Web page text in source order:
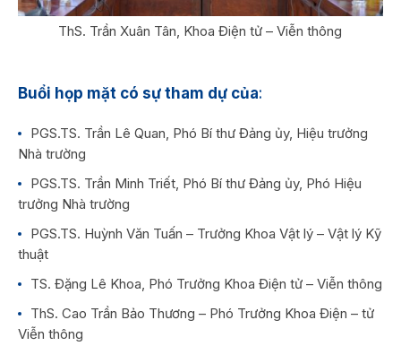
ThS. Trần Xuân Tân, Khoa Điện tử – Viễn thông
Buổi họp mặt có sự tham dự của:
PGS.TS. Trần Lê Quan, Phó Bí thư Đảng ủy, Hiệu trưởng
Nhà trường
PGS.TS. Trần Minh Triết, Phó Bí thư Đảng ủy, Phó Hiệu
trưởng Nhà trường
PGS.TS. Huỳnh Văn Tuấn – Trưởng Khoa Vật lý – Vật lý Kỹ
thuật
TS. Đặng Lê Khoa, Phó Trưởng Khoa Điện tử – Viễn thông
ThS. Cao Trần Bảo Thương – Phó Trưởng Khoa Điện – tử
Viễn thông